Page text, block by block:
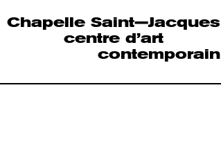
Chapelle Saint—Jacques
centre d’art
contemporain